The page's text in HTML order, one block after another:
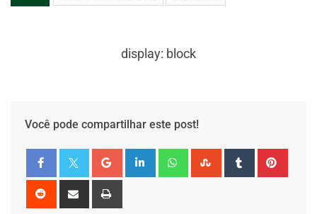
display: block
Você pode compartilhar este post!